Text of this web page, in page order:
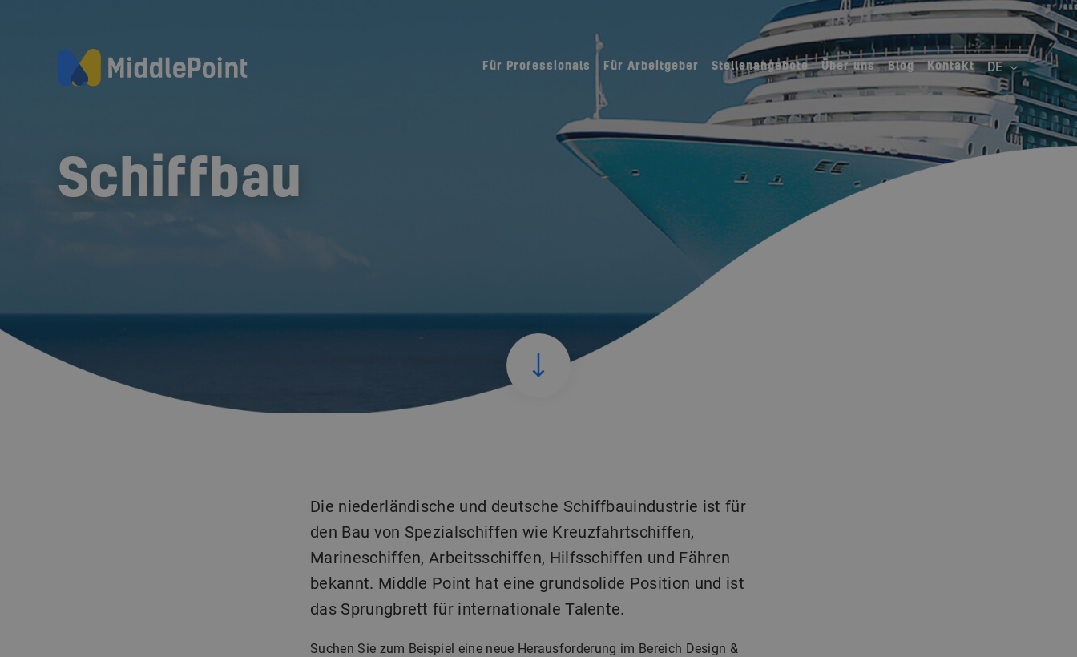
Für Professionals Für Arbeitgeber Stellenangebote Über uns Blog Kontakt
Schiffbau
Die niederländische und deutsche Schiffbauindustrie ist für
den Bau von Spezialschiffen wie Kreuzfahrtschiffen,
Marineschiffen, Arbeitsschiffen, Hilfsschiffen und Fähren
bekannt. Middle Point hat eine grundsolide Position und ist
das Sprungbrett für internationale Talente.
Suchen Sie zum Beispiel eine neue Herausforderung im Bereich Design &